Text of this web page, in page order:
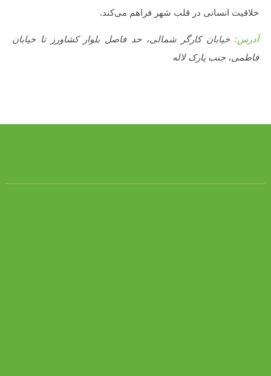
خلاقیت انسانی در قلب شهر فراهم می‌کند.
آدرس:خیابان کارگر شمالی، حد فاصل بلوار کشاورز تا خیابان
فاطمی، جنب پارک لاله